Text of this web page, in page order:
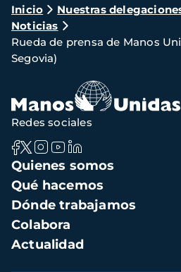
Ruta
de
navegación
Inicio Nuestras
Noticias
Rueda de prensa de Manos
Segovia)
Navegación
principal
Quienes somos
Qué hacemos
Dónde trabajamos
Colabora
Actualidad
Redes sociales